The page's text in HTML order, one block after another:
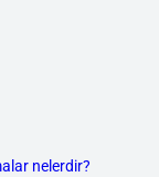
nelerdir?